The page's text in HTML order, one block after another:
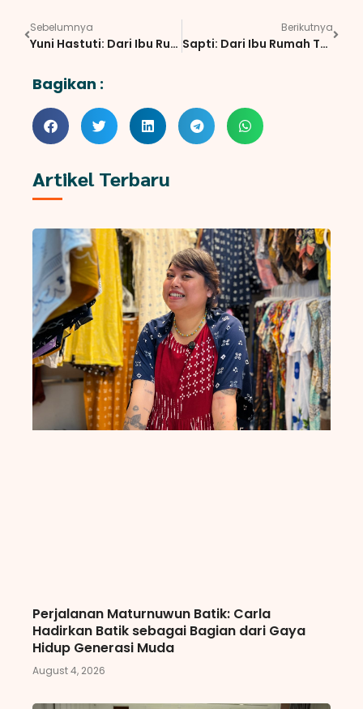
Sebelumnya
Yuni Hastuti: Dari Ibu Rumah Tangga Jadi Kori yang Menggerakkan Banyak Perempuan untuk Berdaya
Berikutnya
Sapti: Dari Ibu Rumah Tangga di Lereng Merapi Menjadi Kori yang Menggerakkan Banyak Reseller
Bagikan :
Artikel Terbaru
Perjalanan Maturnuwun Batik: Carla
Hadirkan Batik sebagai Bagian dari Gaya
Hidup Generasi Muda
August 4, 2026